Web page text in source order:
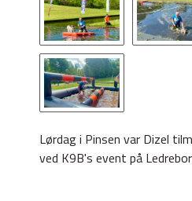
Lørdag i Pinsen var Dizel
ved K9B's event på